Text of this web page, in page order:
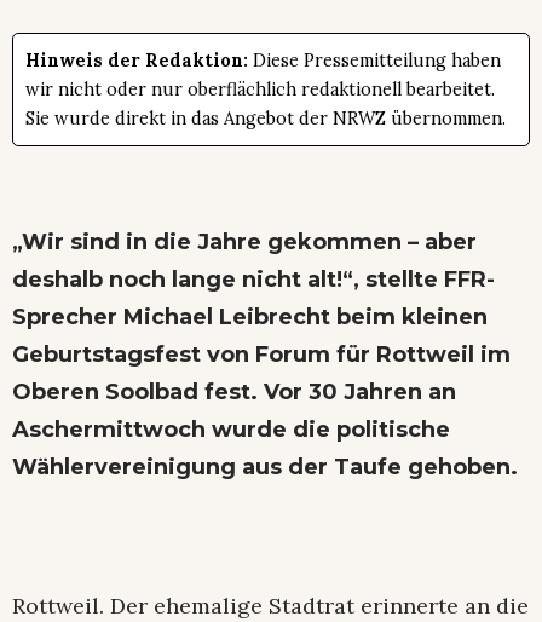
Hinweis der Redaktion: Diese Pressemitteilung haben
wir nicht oder nur oberflächlich redaktionell bearbeitet.
Sie wurde direkt in das Angebot der NRWZ übernommen.
„Wir sind in die Jahre gekommen – aber
deshalb noch lange nicht alt!“, stellte FFR-
Sprecher Michael Leibrecht beim kleinen
Geburtstagsfest von Forum für Rottweil im
Oberen Soolbad fest. Vor 30 Jahren an
Aschermittwoch wurde die politische
Wählervereinigung aus der Taufe gehoben.
Rottweil. Der ehemalige Stadtrat erinnerte an die